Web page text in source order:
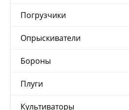
Погрузчики
Опрыскиватели
Бороны
Плуги
Культиваторы